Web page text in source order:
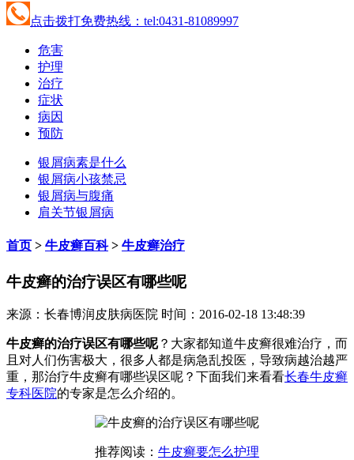
点击拨打免费热线：tel:0431-81089997
危害
护理
治疗
症状
病因
预防
银屑病素是什么
银屑病小孩禁忌
银屑病与腹痛
肩关节银屑病
首页 > 牛皮癣百科> 牛皮癣治疗
牛皮癣的治疗误区有哪些呢
来源：长春博润皮肤病医院 时间：2016-02-18 13:48:39
牛皮癣的治疗误区有哪些呢？大家都知道牛皮癣很难治疗，而
且对人们伤害极大，很多人都是病急乱投医，导致病越治越严
重，那治疗牛皮癣有哪些误区呢？下面我们来看看长春牛皮癣
专科医院的专家是怎么介绍的。
推荐阅读： 牛皮癣要怎么护理